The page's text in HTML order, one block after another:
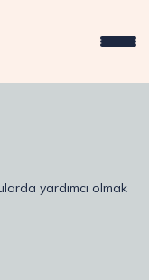
yardımcı olmak